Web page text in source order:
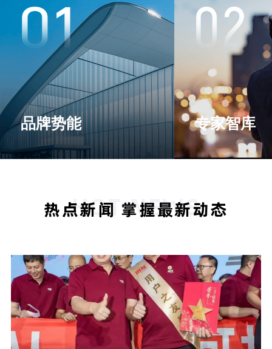
品牌势能 专家智库
HOT NEWS
热点新闻 掌握最新动态